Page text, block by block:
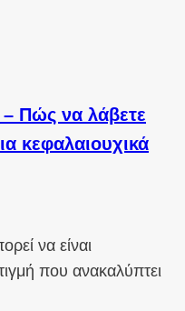
Πώς να λάβετε
κεφαλαιουχικά
να είναι
που ανακαλύπτει